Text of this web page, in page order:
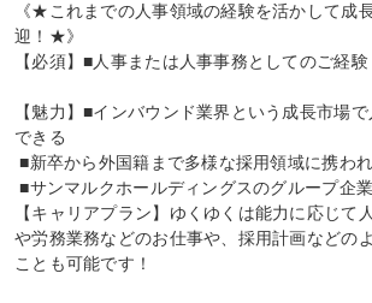
《★これまでの人事領域の経験を活かして成
迎！★》
【必須】■人事または人事事務としてのご経験
【魅力】■インバウンド業界という成長市場
できる
■新卒から外国籍まで多様な採用領域に携われる
■サンマルクホールディングスのグループ企業としての安定基盤
【キャリアプラン】ゆくゆくは能力に応じて
や労務業務などのお仕事や、採用計画などの
ことも可能です！